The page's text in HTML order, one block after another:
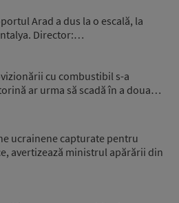
Arad a dus la o escală, la
Director:…
cu combustibil s-a
ar urma să scadă în a doua…
ucrainene capturate pentru
avertizează ministrul apărării din